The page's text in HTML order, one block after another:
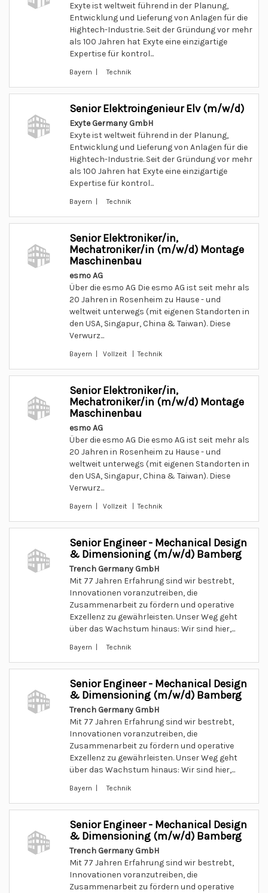
Exyte ist weltweit führend in der Planung,
Entwicklung und Lieferung von Anlagen für die
Hightech-Industrie. Seit der Gründung vor mehr
als 100 Jahren hat Exyte eine einzigartige
Expertise für kontrol...
Bayern | Technik
Senior Elektroingenieur Elv (m/w/d)
Exyte Germany GmbH
Exyte ist weltweit führend in der Planung,
Entwicklung und Lieferung von Anlagen für die
Hightech-Industrie. Seit der Gründung vor mehr
als 100 Jahren hat Exyte eine einzigartige
Expertise für kontrol...
Bayern | Technik
Senior Elektroniker/in,
Mechatroniker/in (m/w/d) Montage
Maschinenbau
esmo AG
Über die esmo AG Die esmo AG ist seit mehr als
20 Jahren in Rosenheim zu Hause - und
weltweit unterwegs (mit eigenen Standorten in
den USA, Singapur, China & Taiwan). Diese
Verwurz...
Bayern | Vollzeit | Technik
Senior Elektroniker/in,
Mechatroniker/in (m/w/d) Montage
Maschinenbau
esmo AG
Über die esmo AG Die esmo AG ist seit mehr als
20 Jahren in Rosenheim zu Hause - und
weltweit unterwegs (mit eigenen Standorten in
den USA, Singapur, China & Taiwan). Diese
Verwurz...
Bayern | Vollzeit | Technik
Senior Engineer - Mechanical Design
& Dimensioning (m/w/d) Bamberg
Trench Germany GmbH
Mit 77 Jahren Erfahrung sind wir bestrebt,
Innovationen voranzutreiben, die
Zusammenarbeit zu fördern und operative
Exzellenz zu gewährleisten. Unser Weg geht
über das Wachstum hinaus: Wir sind hier,...
Bayern | Technik
Senior Engineer - Mechanical Design
& Dimensioning (m/w/d) Bamberg
Trench Germany GmbH
Mit 77 Jahren Erfahrung sind wir bestrebt,
Innovationen voranzutreiben, die
Zusammenarbeit zu fördern und operative
Exzellenz zu gewährleisten. Unser Weg geht
über das Wachstum hinaus: Wir sind hier,...
Bayern | Technik
Senior Engineer - Mechanical Design
& Dimensioning (m/w/d) Bamberg
Trench Germany GmbH
Mit 77 Jahren Erfahrung sind wir bestrebt,
Innovationen voranzutreiben, die
Zusammenarbeit zu fördern und operative